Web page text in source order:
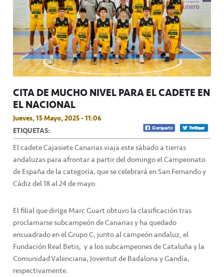
CITA DE MUCHO NIVEL PARA EL CADETE EN
EL NACIONAL
Jueves, 15 Mayo, 2025 - 11:06
ETIQUETAS:
El cadete Cajasiete Canarias viaja este sábado a tierras
andaluzas para afrontar a partir del domingo el Campeonato
de España de la categoría, que se celebrará en San Fernando y
Cádiz del 18 al 24 de mayo.
El filial que dirige Marc Guart obtuvo la clasificación tras
proclamarse subcampeón de Canarias y ha quedado
encuadrado en el Grupo C, junto al campeón andaluz, el
Fundación Real Betis; y a los subcampeones de Cataluña y la
Comunidad Valenciana, Joventut de Badalona y Gandía,
respectivamente.